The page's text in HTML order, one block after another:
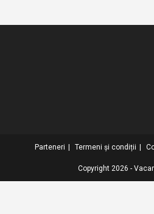
Parteneri Termeni și condiții
Copyright 2026 -